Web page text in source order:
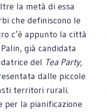
la metà di essa
che definiscono le
c’è appunto la città
già candidata
del Tea Party,
dalle piccole
territori rurali.
per la pianificazione